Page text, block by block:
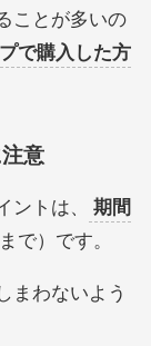
ことが多いの
で購入した方
意
トは、
期間
で）です。
まわないよう